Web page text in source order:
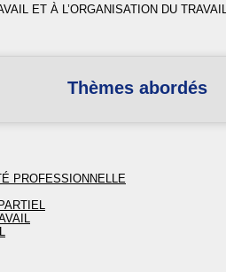
ET À L’ORGANISATION DU
Thèmes abordés
PROFESSIONNELLE